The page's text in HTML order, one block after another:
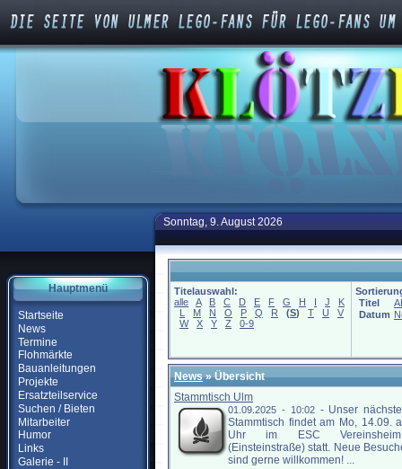
Hauptmenü
Startseite
News
Termine
Flohmärkte
Bauanleitungen
Projekte
Ersatzteilservice
Suchen / Bieten
Mitarbeiter
Humor
Links
Galerie - II
Sonntag, 9. August 2026
Titelauswahl:
alle
A B C D E F G H I J
K
L
M N O P Q R (S) T U
V
W
X Y Z 0-9
Titel
Datum
News» Übersicht
Stammtisch Ulm
01.09.2025 - 10:02- Unser
Stammtisch findet am Mo, 14.09.
Uhr im ESC
(Einsteinstraße) statt. Neue
sind gerne willkommen! ...